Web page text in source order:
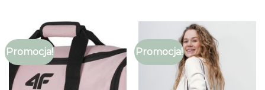
Promocja! Promocja!